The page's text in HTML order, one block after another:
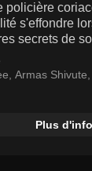
policière
s'effondre
secrets de
, Armas Shivute,
Plus